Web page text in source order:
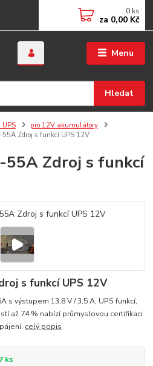
Menu
Hledat
0 ks
za 0,00 Kč
UPS
pro 12V akumulátory
Zdroj s funkcí UPS 12V
Zdroj s funkcí
s funkcí UPS 12V
s výstupem 13,8 V / 3,5 A, UPS funkcí,
až 74 % nabízí průmyslovou certifikaci
celý popis
ks